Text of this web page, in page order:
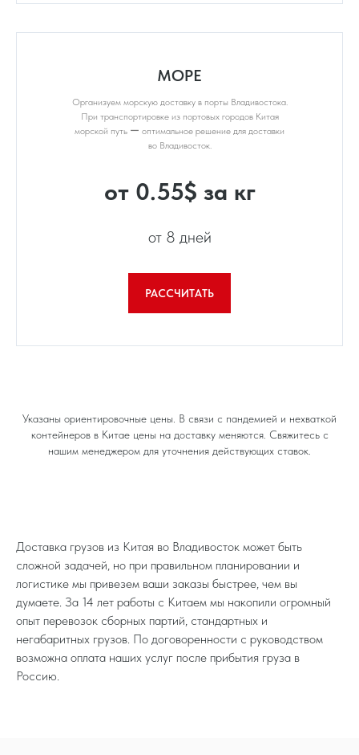
МОРЕ
Организуем морскую доставку в порты Владивостока.
При транспортировке из портовых городов Китая
морской путь ー оптимальное решение для доставки
во Владивосток.
от 0.55$ за кг
от 8 дней
РАССЧИТАТЬ
Указаны ориентировочные цены. В связи с пандемией и нехваткой
контейнеров в Китае цены на доставку меняются. Свяжитесь с
нашим менеджером для уточнения действующих ставок.
Доставка грузов из Китая во Владивосток может быть
сложной задачей, но при правильном планировании и
логистике мы привезем ваши заказы быстрее, чем вы
думаете. За 14 лет работы с Китаем мы накопили огромный
опыт перевозок сборных партий, стандартных и
негабаритных грузов. По договоренности с руководством
возможна оплата наших услуг после прибытия груза в
Россию.